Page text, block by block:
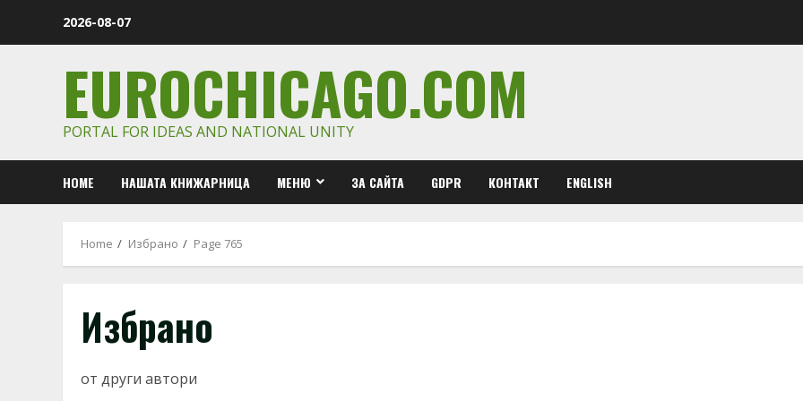
2026-08-07
EUROCHICAGO.COM
PORTAL FOR IDEAS AND NATIONAL UNITY
HOME НАШАТА КНИЖАРНИЦА МЕНЮ ЗА САЙТА GDPR КОНТАКТ ENGLISH
Home Избрано Page 765
Избрано
от други автори